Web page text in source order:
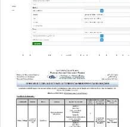
خطوات إيداع ملفات الترشح بالصور : إيداع